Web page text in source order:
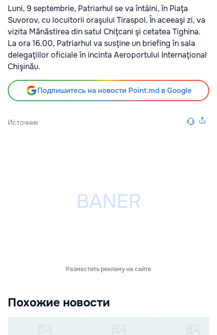
Luni, 9 septembrie, Patriarhul se va întâlni, în Piaţa
Suvorov, cu locuitorii oraşului Tiraspol. În aceeaşi zi, va
vizita Mănăstirea din satul Chiţcani şi cetatea Tighina.
La ora 16.00, Patriarhul va susţine un briefing în sala
delegaţiilor oficiale în incinta Aeroportului Internaţional
Chişinău.
Подпишитесь на новости Point.md в Google
Источник
Разместить рекламу на сайте
Похожие новости